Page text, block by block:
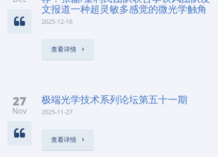
文报道一种超灵敏多感觉的微光学触角
2025-12-16
查看详情
27
Nov
极端光学技术系列论坛第五十一期
2025-11-27
查看详情